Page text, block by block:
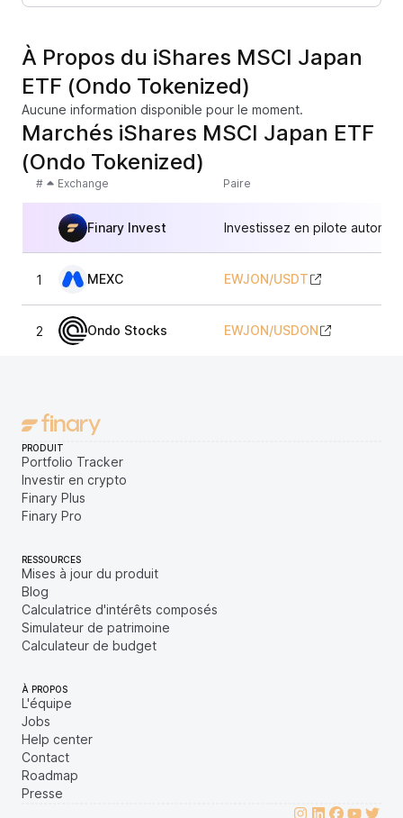
À Propos du iShares MSCI Japan
ETF (Ondo Tokenized)
Aucune information disponible pour le moment.
Marchés iShares MSCI Japan ETF
(Ondo Tokenized)
# Exchange Paire
Finary Invest Investissez en pilote
1 MEXC EWJON/USDT
2 Ondo Stocks EWJON/USDON
PRODUIT
Portfolio Tracker
Investir en crypto
Finary Plus
Finary Pro
RESSOURCES
Mises à jour du produit
Blog
Calculatrice d'intérêts composés
Simulateur de patrimoine
Calculateur de budget
À PROPOS
L'équipe
Jobs
Help center
Contact
Roadmap
Presse